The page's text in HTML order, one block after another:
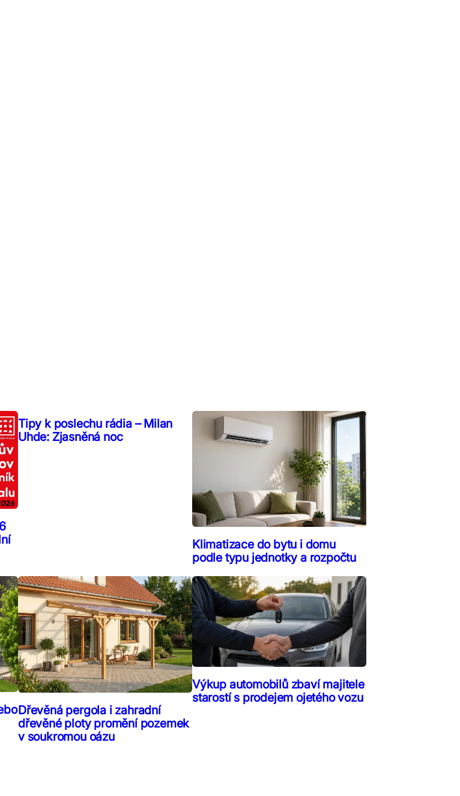
Tipy k poslechu rádia – Milan
Uhde: Zjasněná noc
Klimatizace do bytu i domu
podle typu jednotky a rozpočtu
Dřevěná pergola i zahradní
dřevěné ploty promění pozemek
v soukromou oázu
Výkup automobilů zbaví majitele
starostí s prodejem ojetého vozu